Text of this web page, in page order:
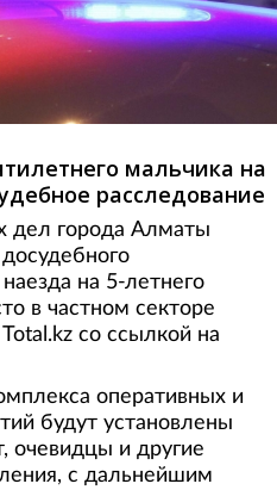
мальчика на
расследование
дел города Алматы
на 5-летнего
в частном секторе
cо ссылкой на
оперативных и
будут установлены
очевидцы и другие
с дальнейшим